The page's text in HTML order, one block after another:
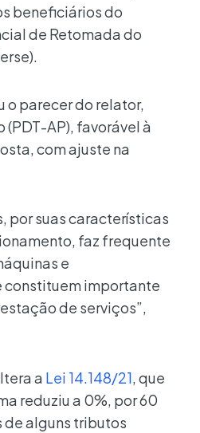
beneficiários do
de Retomada do
o parecer do relator,
AP), favorável à
com ajuste na
por suas características
faz frequente
e
constituem importante
de serviços”,
a Lei 14.148/21 , que
reduziu a 0%, por 60
de alguns tributos